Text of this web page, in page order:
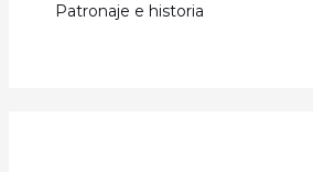
Patronaje e historia